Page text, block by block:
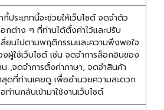
ประเภทนี้จะช่วยให้เว็บไซต์ จดจำตัว
อกต่าง ๆ ที่ท่านได้ตั้งค่าไว้และปรับ
ลี่ยนไปตามพฤติกรรมและความพึงพอใจ
งผู้ใช้เว็บไซต์ เช่น จดจำการล็อกอินของ
น ,จดจำการตั้งค่าภาษา, จดจำสินค้า
สุดที่ท่านเคยดู เพื่ออำนวยความสะดวก
ท่านกลับเข้ามาใช้งานเว็บไซต์